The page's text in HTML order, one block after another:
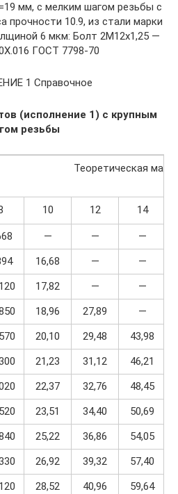
мм, с мелким ша­гом резьбы с
прочности 10.9, из стали марки
6 мкм: Болт 2М12х1,25 —
ГОСТ 7798-70
1 Справочное
(исполнение 1) с крупным
резьбы
Теоретическая
10 12 14
— —
—
16,68 —
—
17,82 —
—
18,96 27,89
—
20,10 29,48
43,98
21,23 31,12 46,21
22,37 32,76 48,45
23,51 34,40 50,69
25,22 36,86 54,05
26,92 39,32 57,40
28,52 40,96 59,64